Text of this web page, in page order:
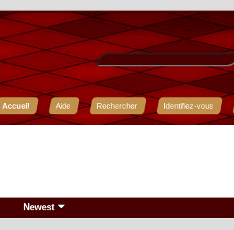
Accueil
Aide Rechercher Identifiez-vous
Newest